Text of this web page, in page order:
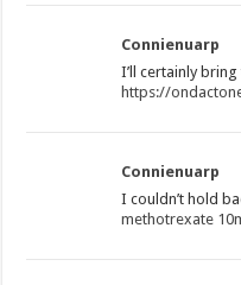
Connienuarp
I’ll certainly
https://
Connienuarp
I couldn’t hold
methotrexate